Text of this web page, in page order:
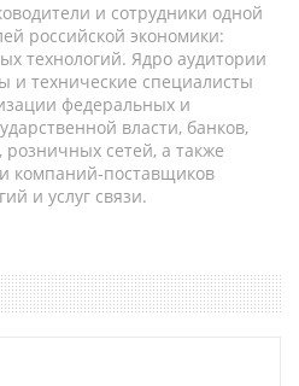
и сотрудники одной
российской экономики:
технологий. Ядро аудитории
и технические специалисты
федеральных и
власти, банков,
сетей, а также
компаний-поставщиков
и услуг связи.